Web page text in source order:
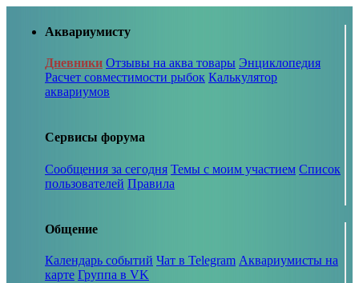
Аквариумисту
Дневники Отзывы на аква товары Энциклопедия
Расчет совместимости рыбок Калькулятор
аквариумов
Сервисы форума
Сообщения за сегодня Темы с моим участием Список
пользователей Правила
Общение
Календарь событий Чат в Telegram Аквариумисты на
карте Группа в VK